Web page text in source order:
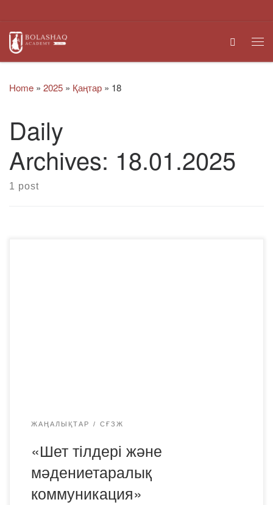
Search
Home » 2025 » Қаңтар » 18
Daily
Archives: 18.01.2025
1 post
ЖАҢАЛЫҚТАР СҒЗЖ
«Шет тілдері және
мәдениетаралық
коммуникация»